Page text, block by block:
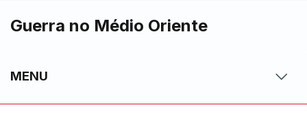
Bebé de sete meses
Guerra no Médio Oriente
MENU